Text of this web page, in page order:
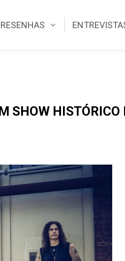
RESENHAS
SHOW HISTÓRICO